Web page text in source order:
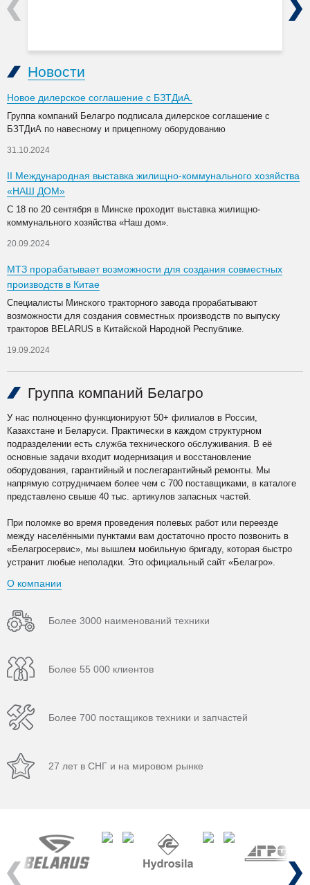
Previous Next
Новости
Новое дилерское соглашение с БЗТДиА.
Группа компаний Белагро подписала дилерское соглашение с
БЗТДиА по навесному и прицепному оборудованию
31.10.2024
II Международная выставка жилищно-коммунального хозяйства
«НАШ ДОМ»
С 18 по 20 сентября в Минске проходит выставка жилищно-
коммунального хозяйства «Наш дом».
20.09.2024
МТЗ прорабатывает возможности для создания совместных
производств в Китае
Специалисты Минского тракторного завода прорабатывают
возможности для создания совместных производств по выпуску
тракторов BELARUS в Китайской Народной Республике.
19.09.2024
Группа компаний Белагро
У нас полноценно функционируют 50+ филиалов в России,
Казахстане и Беларуси. Практически в каждом структурном
подразделении есть служба технического обслуживания. В её
основные задачи входит модернизация и восстановление
оборудования, гарантийный и послегарантийный ремонты. Мы
напрямую сотрудничаем более чем с 700 поставщиками, в каталоге
представлено свыше 40 тыс. артикулов запасных частей.
При поломке во время проведения полевых работ или переезде
между населёнными пунктами вам достаточно просто позвонить в
«Белагросервис», мы вышлем мобильную бригаду, которая быстро
устранит любые неполадки. Это официальный сайт «Белагро».
О компании
Более 3000 наименований техники
Более 55 000 клиентов
Более 700 постащиков техники и запчастей
27 лет в СНГ и на мировом рынке
Previous Next